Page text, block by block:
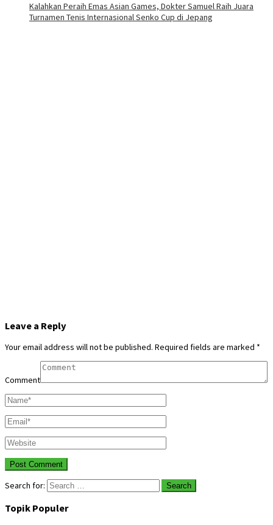
Kalahkan Peraih Emas Asian Games, Dokter Samuel Raih Juara
Turnamen Tenis Internasional Senko Cup di Jepang
Leave a Reply
Your email address will not be published. Required fields are marked *
Comment
Search for:
Topik Populer